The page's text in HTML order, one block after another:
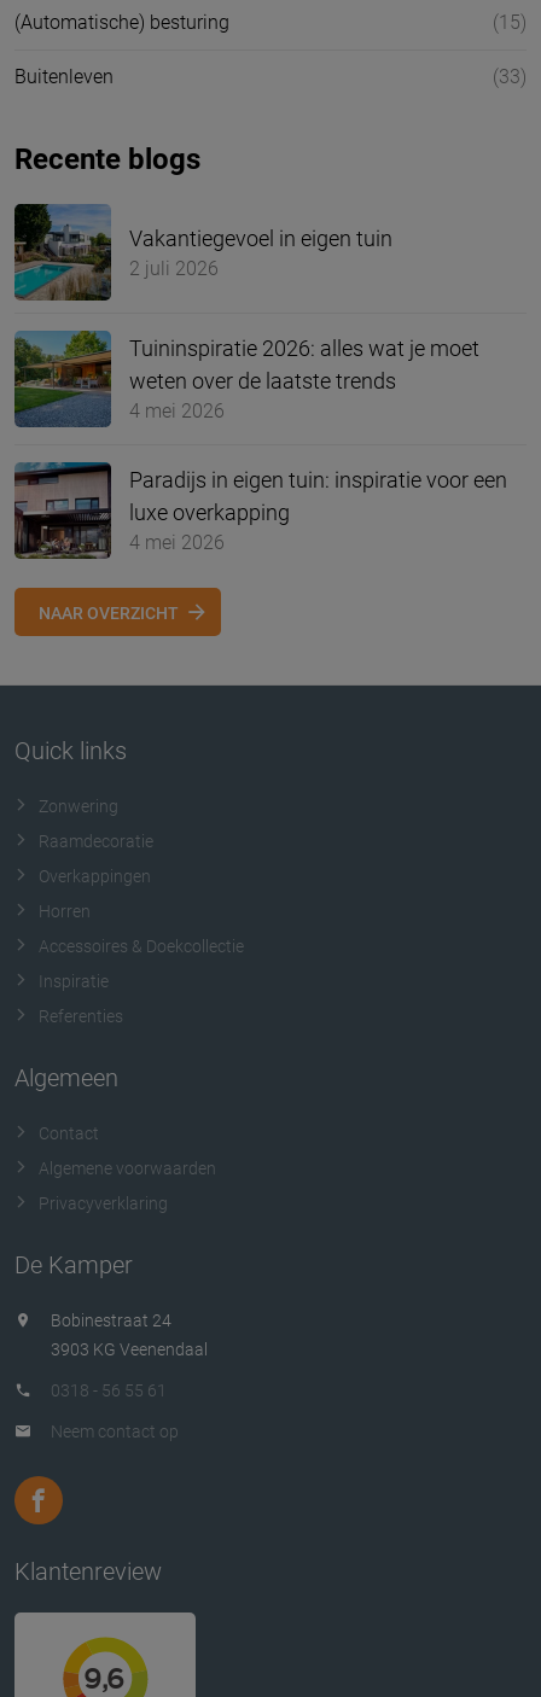
(Automatische) besturing (15)
Buitenleven (33)
Recente blogs
Vakantiegevoel in eigen tuin
2 juli 2026
Tuininspiratie 2026: alles wat je moet
weten over de laatste trends
4 mei 2026
Paradijs in eigen tuin: inspiratie voor een
luxe overkapping
4 mei 2026
NAAR OVERZICHT
Quick links
Zonwering
Raamdecoratie
Overkappingen
Horren
Accessoires & Doekcollectie
Inspiratie
Referenties
Algemeen
Contact
Algemene voorwaarden
Privacyverklaring
De Kamper
Bobinestraat 24
3903 KG Veenendaal
0318 - 56 55 61
Neem contact op
Klantenreview